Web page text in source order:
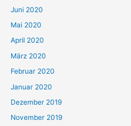
Juni 2020
Mai 2020
April 2020
März 2020
Februar 2020
Januar 2020
Dezember 2019
November 2019